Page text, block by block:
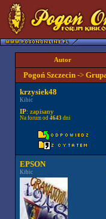
Autor
Pogoń Szczecin->
krzysiek48
Kibic
IP: zapisany
Na forum od 4643dni
EPSON
Kibic